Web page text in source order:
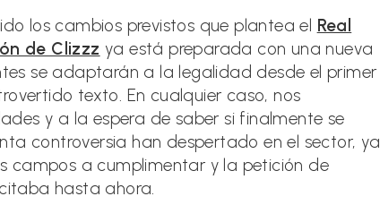
los cambios previstos que plantea el Real
de Clizzz ya está preparada con una nueva
se adaptarán a la legalidad desde el primer
texto. En cualquier caso, nos
y a la espera de saber si finalmente se
controversia han despertado en el sector, ya
campos a cumplimentar y la petición de
hasta ahora.